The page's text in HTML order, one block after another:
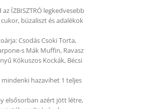
ÍZBISZTRÓ legkedvesebb
búzaliszt és adalékok
Csodás Csoki Torta,
s Mák Muffin, Ravasz
Kókuszos Kockák, Bécsi
hazavihet 1 teljes
elsősorban azért jött létre,